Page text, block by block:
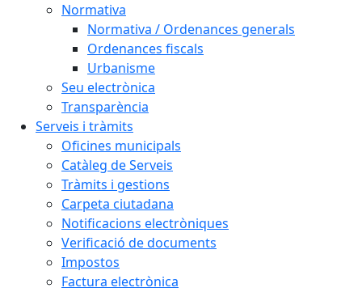
Normativa
Normativa / Ordenances generals
Ordenances fiscals
Urbanisme
Seu electrònica
Transparència
Serveis i tràmits
Oficines municipals
Catàleg de Serveis
Tràmits i gestions
Carpeta ciutadana
Notificacions electròniques
Verificació de documents
Impostos
Factura electrònica